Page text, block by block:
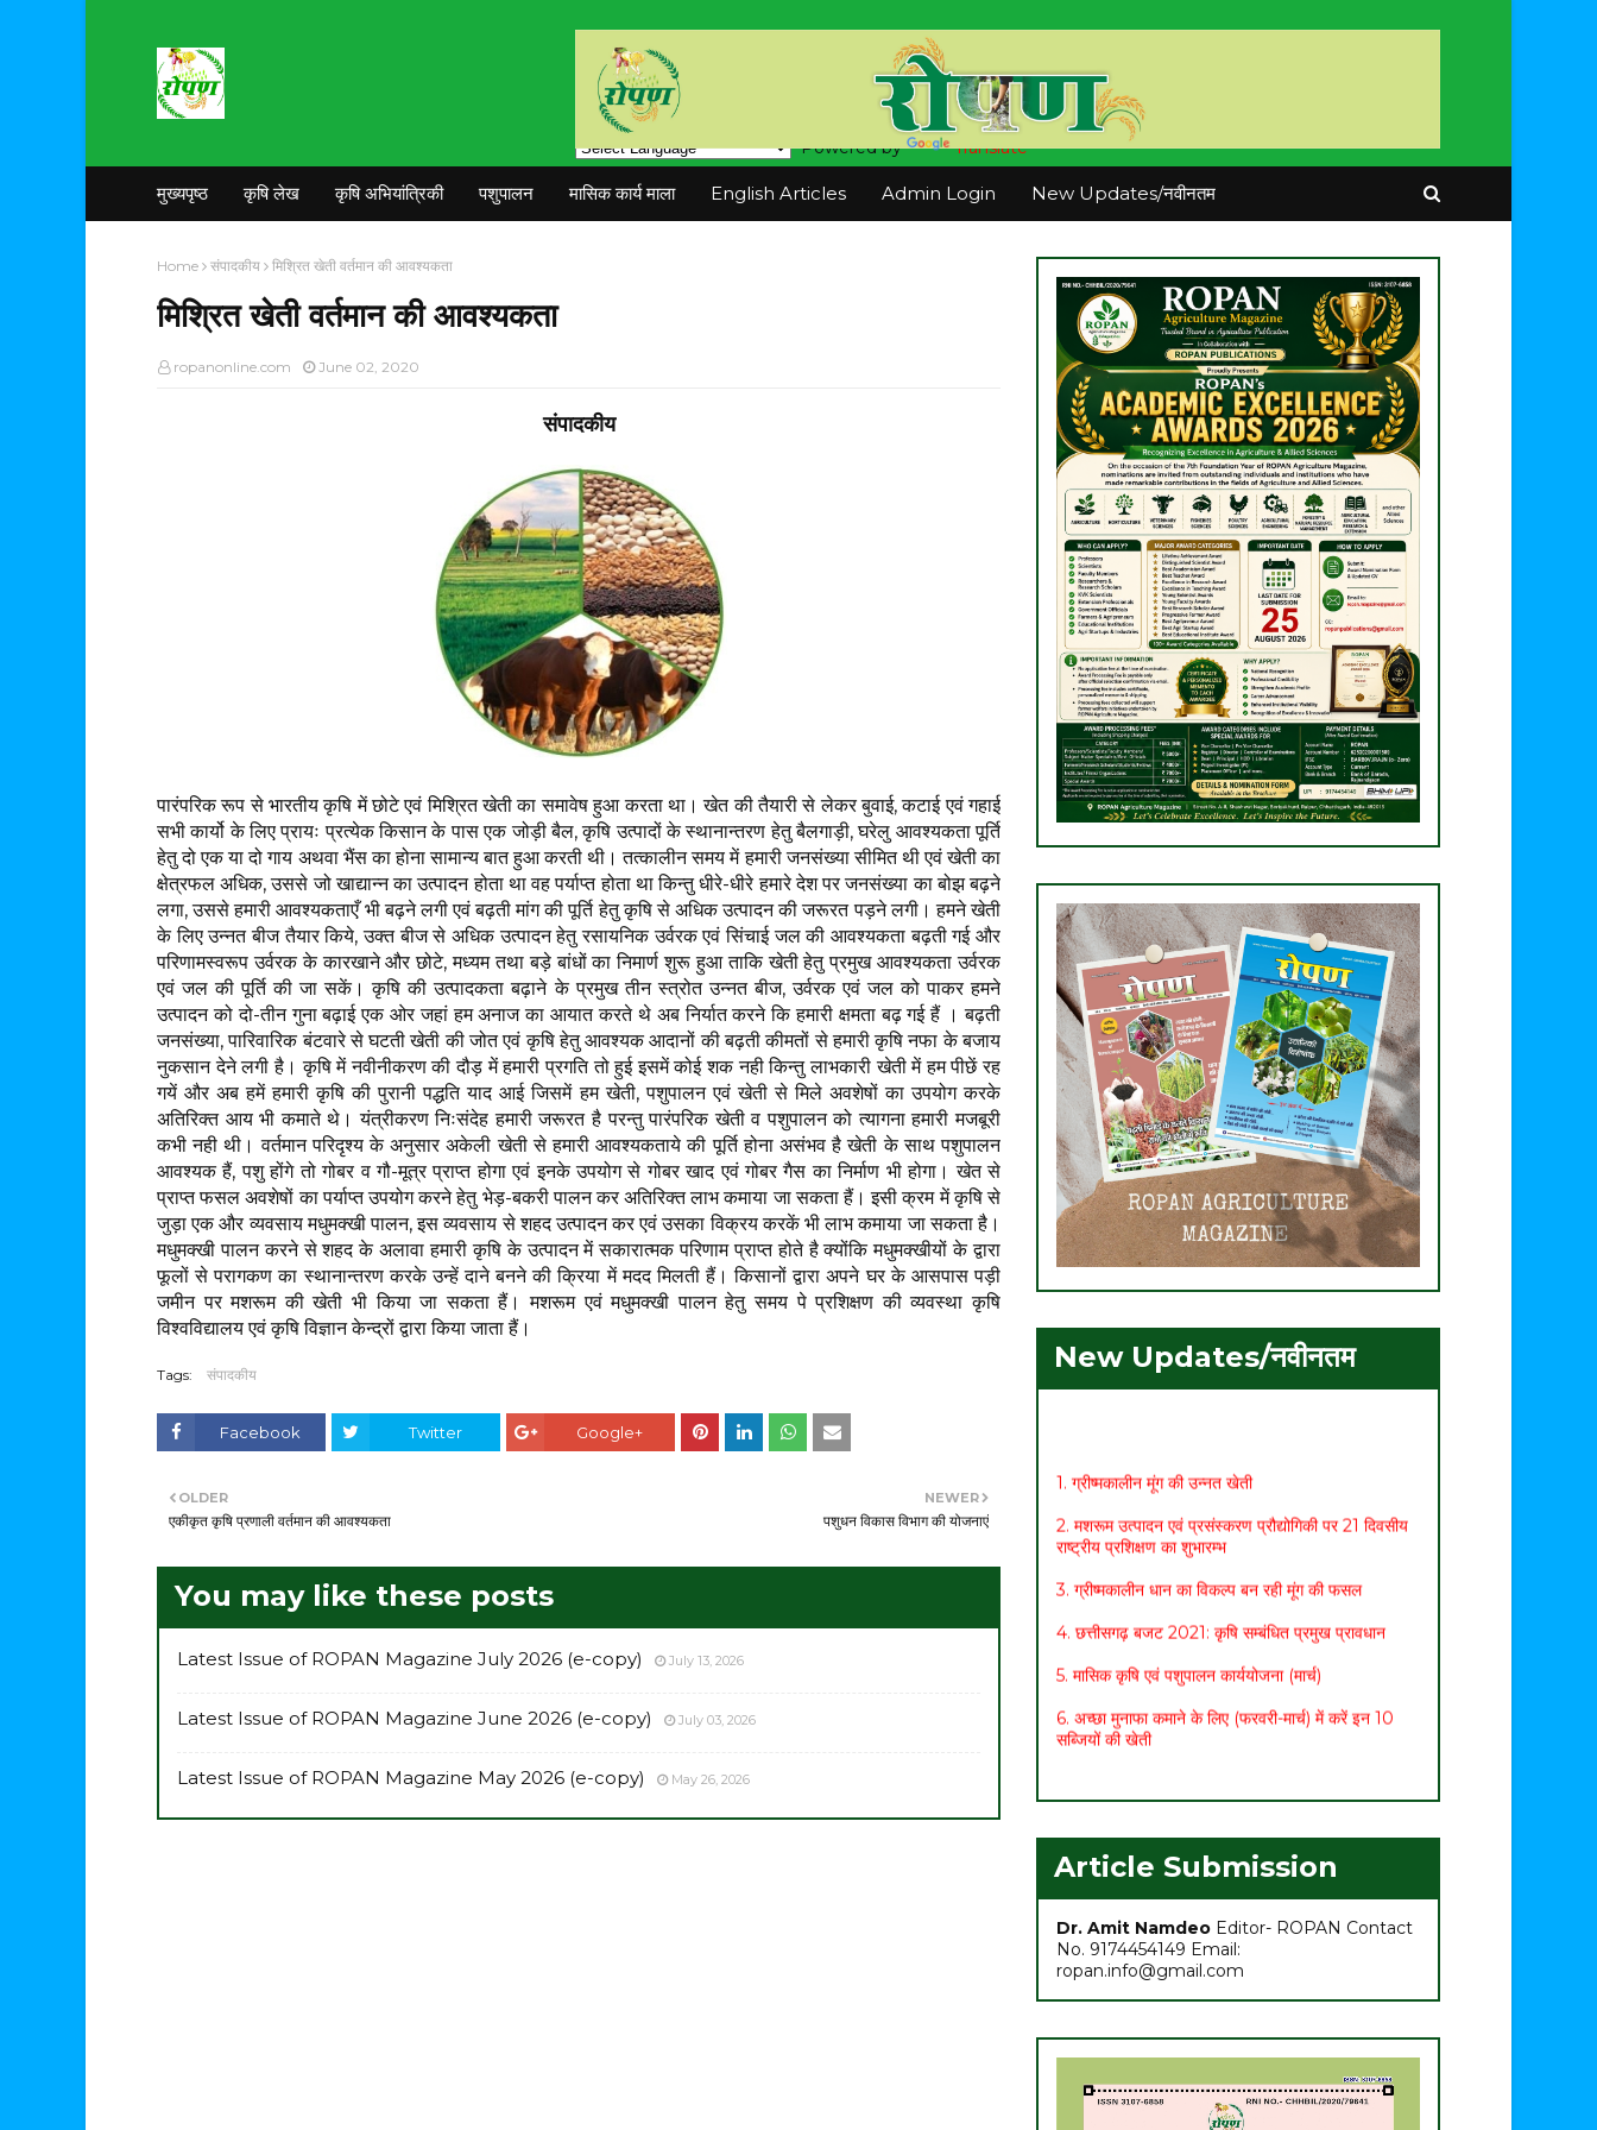
Powered by Translate
मुख्यपृष्ठ कृषि लेख कृषि अभियांत्रिकी पशुपालन मासिक कार्य माला English Articles Admin Login New Updates/नवीनतम
Home संपादकीय मिश्रित खेती वर्तमान की आवश्यकता
मिश्रित खेती वर्तमान की आवश्यकता
ropanonline.com June 02, 2020
संपादकीय
पारंपरिक रूप से भारतीय कृषि में छोटे एवं मिश्रित खेती का समावेष हुआ करता था। खेत की तैयारी से लेकर बुवाई, कटाई एवं गहाई
सभी कार्यो के लिए प्रायः प्रत्येक किसान के पास एक जोड़ी बैल, कृषि उत्पादों के स्थानान्तरण हेतु बैलगाड़ी, घरेलु आवश्यकता पूर्ति
हेतु दो एक या दो गाय अथवा भैंस का होना सामान्य बात हुआ करती थी। तत्कालीन समय में हमारी जनसंख्या सीमित थी एवं खेती का
क्षेत्रफल अधिक, उससे जो खाद्यान्न का उत्पादन होता था वह पर्याप्त होता था किन्तु धीरे-धीरे हमारे देश पर जनसंख्या का बोझ बढ़ने
लगा, उससे हमारी आवश्यकताएँ भी बढ़ने लगी एवं बढ़ती मांग की पूर्ति हेतु कृषि से अधिक उत्पादन की जरूरत पड़ने लगी। हमने खेती
के लिए उन्नत बीज तैयार किये, उक्त बीज से अधिक उत्पादन हेतु रसायनिक उर्वरक एवं सिंचाई जल की आवश्यकता बढ़ती गई और
परिणामस्वरूप उर्वरक के कारखाने और छोटे, मध्यम तथा बड़े बांधों का निमार्ण शुरू हुआ ताकि खेती हेतु प्रमुख आवश्यकता उर्वरक
एवं जल की पूर्ति की जा सकें। कृषि की उत्पादकता बढ़ाने के प्रमुख तीन स्त्रोत उन्नत बीज, उर्वरक एवं जल को पाकर हमने
उत्पादन को दो-तीन गुना बढ़ाई एक ओर जहां हम अनाज का आयात करते थे अब निर्यात करने कि हमारी क्षमता बढ़ गई हैं । बढ़ती
जनसंख्या, पारिवारिक बंटवारे से घटती खेती की जोत एवं कृषि हेतु आवश्यक आदानों की बढ़ती कीमतों से हमारी कृषि नफा के बजाय
नुकसान देने लगी है। कृषि में नवीनीकरण की दौड़ में हमारी प्रगति तो हुई इसमें कोई शक नही किन्तु लाभकारी खेती में हम पीछें रह
गयें और अब हमें हमारी कृषि की पुरानी पद्धति याद आई जिसमें हम खेती, पशुपालन एवं खेती से मिले अवशेषों का उपयोग करके
अतिरिक्त आय भी कमाते थे। यंत्रीकरण निःसंदेह हमारी जरूरत है परन्तु पारंपरिक खेती व पशुपालन को त्यागना हमारी मजबूरी
कभी नही थी। वर्तमान परिदृश्य के अनुसार अकेली खेती से हमारी आवश्यकताये की पूर्ति होना असंभव है खेती के साथ पशुपालन
आवश्यक हैं, पशु होंगे तो गोबर व गौ-मूत्र प्राप्त होगा एवं इनके उपयोग से गोबर खाद एवं गोबर गैस का निर्माण भी होगा। खेत से
प्राप्त फसल अवशेषों का पर्याप्त उपयोग करने हेतु भेड़-बकरी पालन कर अतिरिक्त लाभ कमाया जा सकता हैं। इसी क्रम में कृषि से
जुड़ा एक और व्यवसाय मधुमक्खी पालन, इस व्यवसाय से शहद उत्पादन कर एवं उसका विक्रय करकें भी लाभ कमाया जा सकता है।
मधुमक्खी पालन करने से शहद के अलावा हमारी कृषि के उत्पादन में सकारात्मक परिणाम प्राप्त होते है क्योंकि मधुमक्खीयों के द्वारा
फूलों से परागकण का स्थानान्तरण करके उन्हें दाने बनने की क्रिया में मदद मिलती हैं। किसानों द्वारा अपने घर के आसपास पड़ी
जमीन पर मशरूम की खेती भी किया जा सकता हैं। मशरूम एवं मधुमक्खी पालन हेतु समय पे प्रशिक्षण की व्यवस्था कृषि
विश्वविद्यालय एवं कृषि विज्ञान केन्द्रों द्वारा किया जाता हैं।
Tags: संपादकीय
Facebook Twitter Google+
NEWER
पशुधन विकास विभाग की योजनाएं
OLDER
एकीकृत कृषि प्रणाली वर्तमान की आवश्यकता
You may like these posts
Latest Issue of ROPAN Magazine July 2026 (e-copy) July 13, 2026
Latest Issue of ROPAN Magazine June 2026 (e-copy) July 03, 2026
Latest Issue of ROPAN Magazine May 2026 (e-copy) May 26, 2026
New Updates/नवीनतम
2. मशरूम उत्पादन एवं प्रसंस्करण प्रौद्योगिकी पर 21 दिवसीय
राष्ट्रीय प्रशिक्षण का शुभारम्भ
3. ग्रीष्मकालीन धान का विकल्प बन रही मूंग की फसल
4. छत्तीसगढ़ बजट 2021: कृषि सम्बंधित प्रमुख प्रावधान
5. मासिक कृषि एवं पशुपालन कार्ययोजना (मार्च)
6. अच्छा मुनाफा कमाने के लिए (फरवरी-मार्च) में करें इन 10
सब्जियों की खेती
Article Submission
Dr. Amit Namdeo Editor- ROPAN Contact
No. 9174454149 Email:
ropan.info@gmail.com